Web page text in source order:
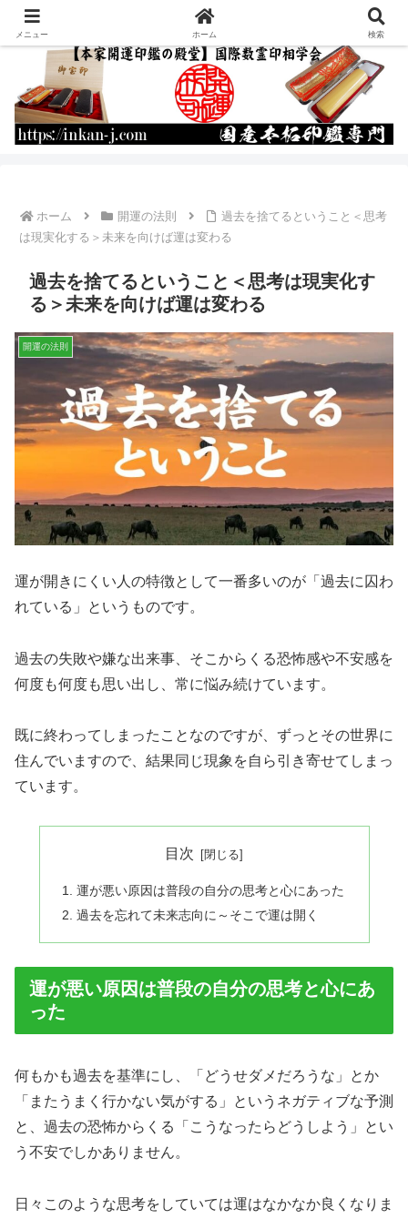
運命を書き換える開運印鑑の作成・通販
ホーム 開運の法則
過去を捨てるということ＜思考
は現実化する＞未来を向けば運は変わる
過去を捨てるということ＜思考は現実化す
る＞未来を向けば運は変わる
開運の法則
運が開きにくい人の特徴として一番多いのが「過去に囚わ
れている」というものです。
過去の失敗や嫌な出来事、そこからくる恐怖感や不安感を
何度も何度も思い出し、常に悩み続けています。
既に終わってしまったことなのですが、ずっとその世界に
住んでいますので、結果同じ現象を自ら引き寄せてしまっ
ています。
目次
運が悪い原因は普段の自分の思考と心にあった
過去を忘れて未来志向に～そこで運は開く
運が悪い原因は普段の自分の思考と心にあ
った
何もかも過去を基準にし、「どうせダメだろうな」とか
「またうまく行かない気がする」というネガティブな予測
と、過去の恐怖からくる「こうなったらどうしよう」とい
う不安でしかありません。
日々このような思考をしていては運はなかなか良くなりま
メニュー ホーム 検索